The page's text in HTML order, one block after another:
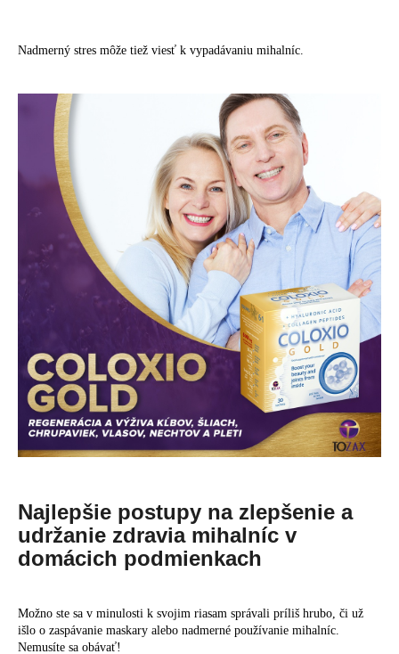
Nadmerný stres môže tiež viesť k vypadávaniu mihalníc.
Najlepšie postupy na zlepšenie a
udržanie zdravia mihalníc v
domácich podmienkach
Možno ste sa v minulosti k svojim riasam správali príliš hrubo, či už
išlo o zaspávanie maskary alebo nadmerné používanie mihalníc.
Nemusíte sa obávať!